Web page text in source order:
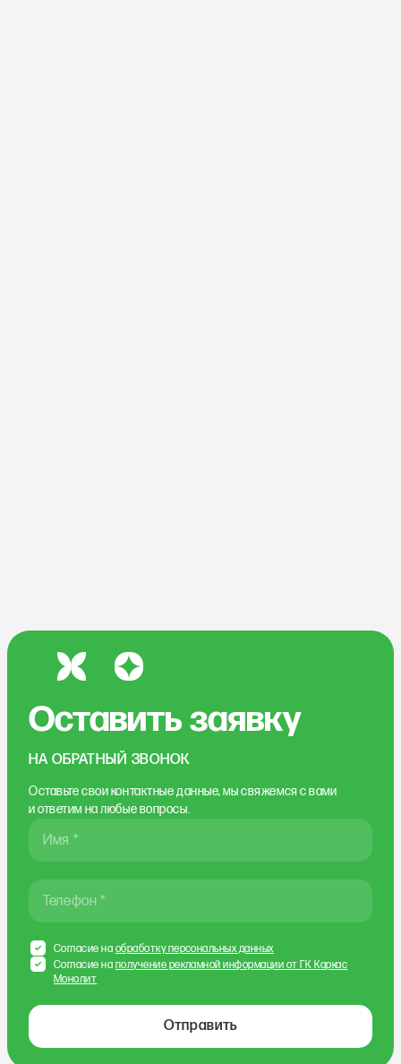
Оставить заявку
НА ОБРАТНЫЙ ЗВОНОК
Оставьте свои контактные данные, мы свяжемсяс вами
и ответим на любые вопросы.
Имя *
Телефон *
Отправить
Согласие на обработку персональных данных
Согласие на получение рекламной информации от ГК Каркас
Монолит